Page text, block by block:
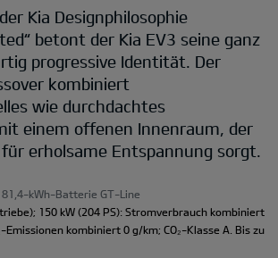
Kia Designphilosophie
betont der Kia EV3 seine ganz
progressive Identität. Der
kombiniert
wie durchdachtes
einem offenen Innenraum, der
erholsame Entspannung sorgt.
kWh-Batterie GT-Line
150 kW (204 PS): Stromverbrauch kombiniert
Emissionen kombiniert 0 g/km; CO₂-Klasse A. Bis zu